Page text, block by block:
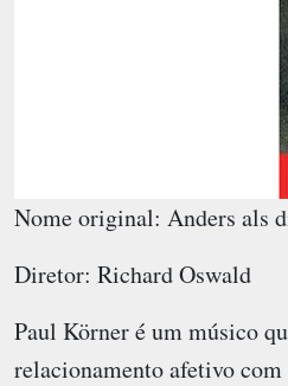
Nome original: Anders als
Diretor: Richard Oswald
Paul Körner é um músico
relacionamento afetivo